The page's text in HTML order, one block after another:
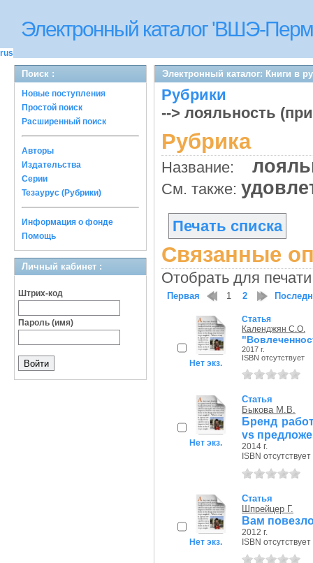
Электронный каталог 'ВШЭ-
rus
Поиск :
Новые поступления
Простой поиск
Расширенный поиск
Авторы
Издательства
Серии
Тезаурус (Рубрики)
Информация о фонде
Помощь
Личный кабинет :
Штрих-код
Пароль (имя)
Электронный каталог: Книги в
Рубрики
--> лояльность
Рубрика
Название:
См. также:
Печать списка
Связанные
Отобрать для
Первая 1 2
Нет экз.
Статья
Календжян С.О.
2017 г.
ISBN отсутствует
Нет экз.
Статья
Быкова М.В.
Бренд
vs
2014 г.
ISBN отсутствует
Нет экз.
Статья
Шпрейцер Г.
Вам
2012 г.
ISBN отсутствует